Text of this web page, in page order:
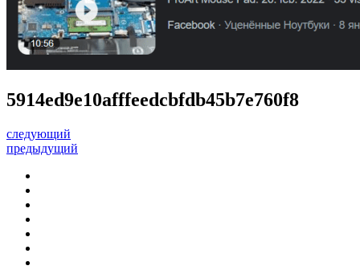
5914ed9e10afffeedcbfdb45b7e760f8
следующий
предыдущий